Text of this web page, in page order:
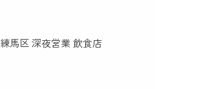
練馬区 深夜営業 飲食店